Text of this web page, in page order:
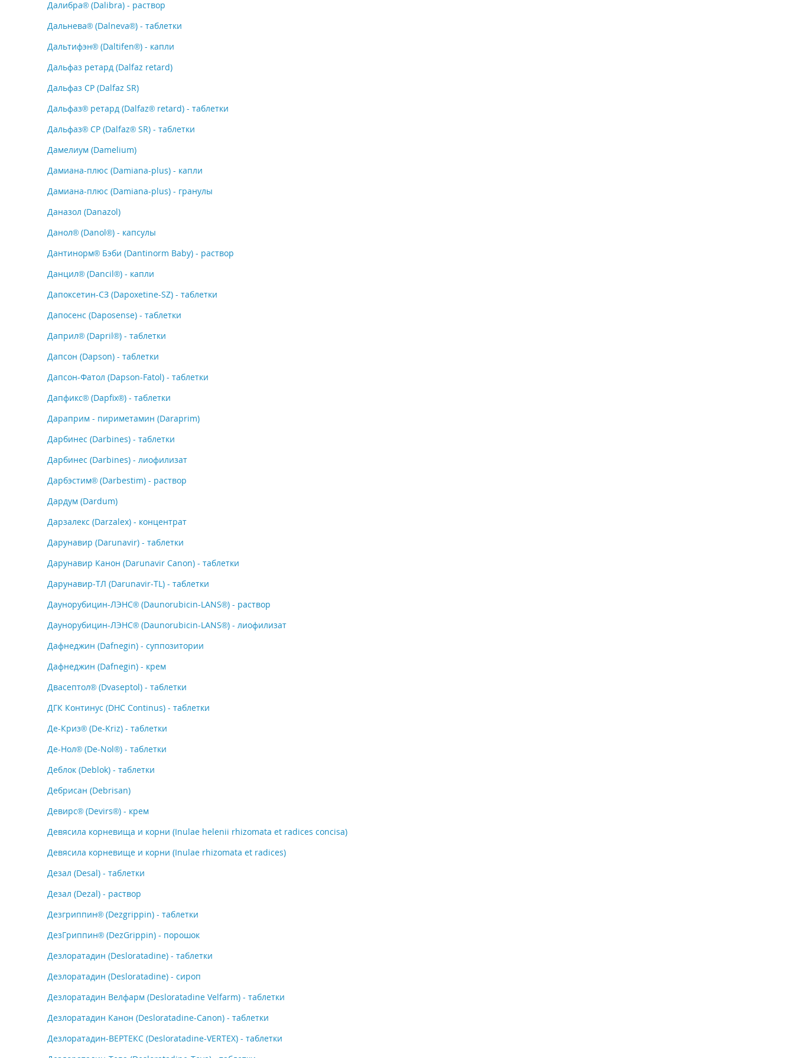
Далибра® (Dalibra) - раствор
Дальнева® (Dalneva®) - таблетки
Дальтифэн® (Daltifen®) - капли
Дальфаз ретард (Dalfaz retard)
Дальфаз СР (Dalfaz SR)
Дальфаз® ретард (Dalfaz® retard) - таблетки
Дальфаз® СР (Dalfaz® SR) - таблетки
Дамелиум (Damelium)
Дамиана-плюс (Damiana-plus) - капли
Дамиана-плюс (Damiana-plus) - гранулы
Даназол (Danazol)
Данол® (Danol®) - капсулы
Дантинорм® Бэби (Dantinorm Baby) - раствор
Данцил® (Dancil®) - капли
Дапоксетин-СЗ (Dapoxetine-SZ) - таблетки
Дапосенс (Daposense) - таблетки
Даприл® (Dapril®) - таблетки
Дапсон (Dapson) - таблетки
Дапсон-Фатол (Dapson-Fatol) - таблетки
Дапфикс® (Dapfix®) - таблетки
Дараприм - пириметамин (Daraprim)
Дарбинес (Darbines) - таблетки
Дарбинес (Darbines) - лиофилизат
Дарбэстим® (Darbestim) - раствор
Дардум (Dardum)
Дарзалекс (Darzalex) - концентрат
Дарунавир (Darunavir) - таблетки
Дарунавир Канон (Darunavir Canon) - таблетки
Дарунавир-ТЛ (Darunavir-TL) - таблетки
Даунорубицин-ЛЭНС® (Daunorubicin-LANS®) - раствор
Даунорубицин-ЛЭНС® (Daunorubicin-LANS®) - лиофилизат
Дафнеджин (Dafnegin) - суппозитории
Дафнеджин (Dafnegin) - крем
Двасептол® (Dvaseptol) - таблетки
ДГК Континус (DHC Continus) - таблетки
Де-Криз® (De-Kriz) - таблетки
Де-Нол® (De-Nol®) - таблетки
Деблок (Deblok) - таблетки
Дебрисан (Debrisan)
Девирс® (Devirs®) - крем
Девясила корневища и корни (Inulae helenii rhizomata et radices concisa)
Девясила корневище и корни (Inulae rhizomata et radices)
Дезал (Desal) - таблетки
Дезал (Dezal) - раствор
Дезгриппин® (Dezgrippin) - таблетки
ДезГриппин® (DezGrippin) - порошок
Дезлоратадин (Desloratadine) - таблетки
Дезлоратадин (Desloratadine) - сироп
Дезлоратадин Велфарм (Desloratadine Velfarm) - таблетки
Дезлоратадин Канон (Desloratadine-Canon) - таблетки
Дезлоратадин-ВЕРТЕКС (Desloratadine-VERTEX) - таблетки